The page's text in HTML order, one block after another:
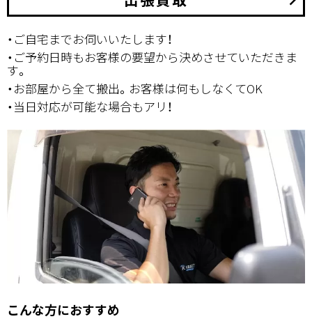
・ご自宅までお伺いいたします！
・ご予約日時もお客様の要望から決めさせていただきま
す。
・お部屋から全て搬出。お客様は何もしなくてOK
・当日対応が可能な場合もアリ！
こんな方におすすめ